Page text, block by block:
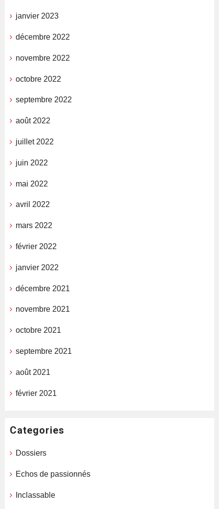
janvier 2023
décembre 2022
novembre 2022
octobre 2022
septembre 2022
août 2022
juillet 2022
juin 2022
mai 2022
avril 2022
mars 2022
février 2022
janvier 2022
décembre 2021
novembre 2021
octobre 2021
septembre 2021
août 2021
février 2021
Categories
Dossiers
Echos de passionnés
Inclassable